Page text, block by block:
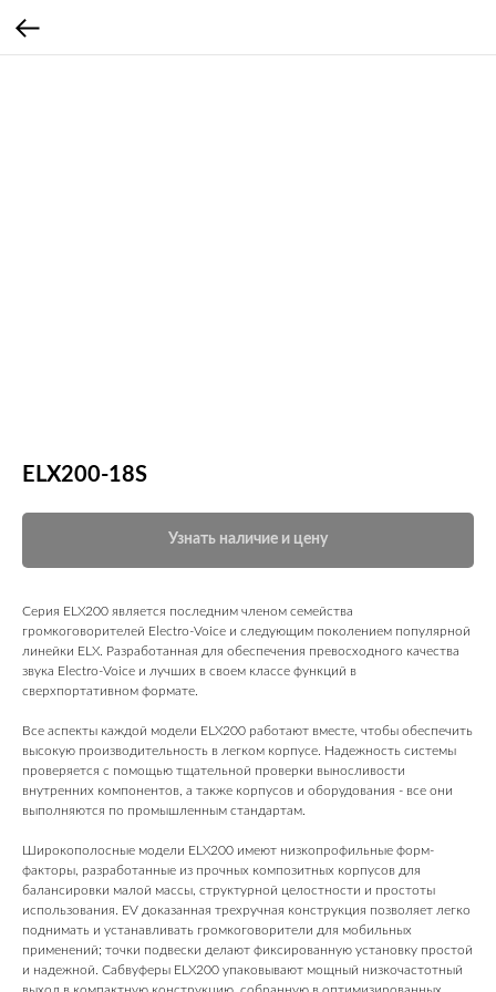
ELX200-18S
Узнать наличие и цену
Серия ELX200 является последним членом семейства
громкоговорителей Electro-Voice и следующим поколением популярной
линейки ELX. Разработанная для обеспечения превосходного качества
звука Electro-Voice и лучших в своем классе функций в
сверхпортативном формате.
Все аспекты каждой модели ELX200 работают вместе, чтобы обеспечить
высокую производительность в легком корпусе. Надежность системы
проверяется с помощью тщательной проверки выносливости
внутренних компонентов, а также корпусов и оборудования - все они
выполняются по промышленным стандартам.
Широкополосные модели ELX200 имеют низкопрофильные форм-
факторы, разработанные из прочных композитных корпусов для
балансировки малой массы, структурной целостности и простоты
использования. EV доказанная трехручная конструкция позволяет легко
поднимать и устанавливать громкоговорители для мобильных
применений; точки подвески делают фиксированную установку простой
и надежной. Сабвуферы ELX200 упаковывают мощный низкочастотный